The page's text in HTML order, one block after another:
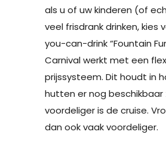
als u of uw kinderen (of
veel frisdrank drinken, kies
you-can-drink “Fountain
Carnival werkt met een
prijssysteem. Dit houdt in
hutten er nog beschikbaar
voordeliger is de cruise.
dan ook vaak voordeliger.